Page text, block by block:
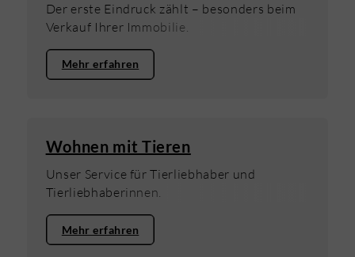
Der erste Eindruck zählt – besonders beim
Verkauf Ihrer Immobilie.
Mehr erfahren
Wohnen mit Tieren
Unser Service für Tierliebhaber und
Tierliebhaberinnen.
Mehr erfahren